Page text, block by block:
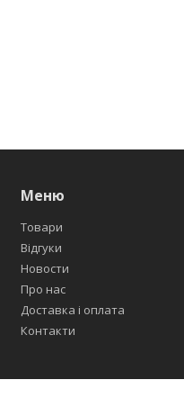
Меню
Товари
Відгуки
Новости
Про нас
Доставка і оплата
Контакти